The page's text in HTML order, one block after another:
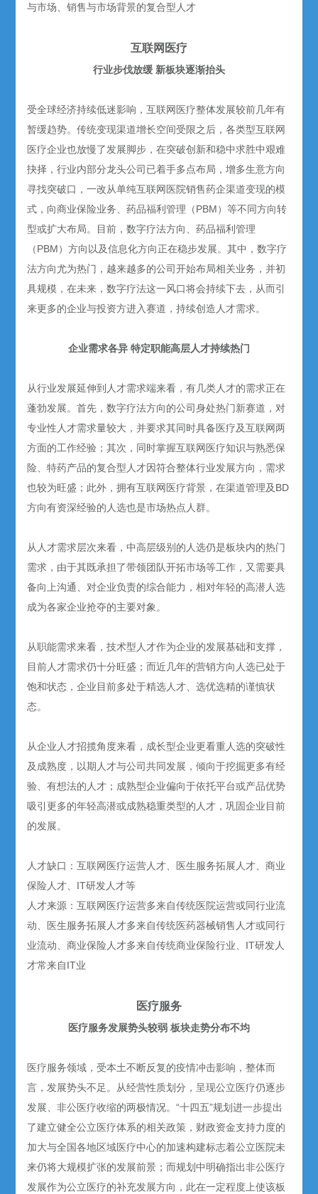
与市场、销售与市场背景的复合型人才
互联网医疗
行业步伐放缓 新板块逐渐抬头
受全球经济持续低迷影响，互联网医疗整体发展较前几年有
暂缓趋势。传统变现渠道增长空间受限之后，各类型互联网
医疗企业也放慢了发展脚步，在突破创新和稳中求胜中艰难
抉择，行业内部分龙头公司已着手多点布局，增多生意方向
寻找突破口，一改从单纯互联网医院销售药企渠道变现的模
式，向商业保险业务、药品福利管理（PBM）等不同方向转
型或扩大布局。目前，数字疗法方向、药品福利管理
（PBM）方向以及信息化方向正在稳步发展。其中，数字疗
法方向尤为热门，越来越多的公司开始布局相关业务，并初
具规模，在未来，数字疗法这一风口将会持续下去，从而引
来更多的企业与投资方进入赛道，持续创造人才需求。
企业需求各异 特定职能高层人才持续热门
从行业发展延伸到人才需求端来看，有几类人才的需求正在
蓬勃发展。首先，数字疗法方向的公司身处热门新赛道，对
专业性人才需求量较大，并要求其同时具备医疗及互联网两
方面的工作经验；其次，同时掌握互联网医疗知识与熟悉保
险、特药产品的复合型人才因符合整体行业发展方向，需求
也较为旺盛；此外，拥有互联网医疗背景，在渠道管理及BD
方向有资深经验的人选也是市场热点人群。
从人才需求层次来看，中高层级别的人选仍是板块内的热门
需求，由于其既承担了带领团队开拓市场等工作，又需要具
备向上沟通、对企业负责的综合能力，相对年轻的高潜人选
成为各家企业抢夺的主要对象。
从职能需求来看，技术型人才作为企业的发展基础和支撑，
目前人才需求仍十分旺盛；而近几年的营销方向人选已处于
饱和状态，企业目前多处于精选人才、选优选精的谨慎状
态。
从企业人才招揽角度来看，成长型企业更看重人选的突破性
及成熟度，以期人才与公司共同发展，倾向于挖掘更多有经
验、有想法的人才；成熟型企业偏向于依托平台或产品优势
吸引更多的年轻高潜或成熟稳重类型的人才，巩固企业目前
的发展。
人才缺口：互联网医疗运营人才、医生服务拓展人才、商业
保险人才、IT研发人才等
人才来源：互联网医疗运营多来自传统医院运营或同行业流
动、医生服务拓展人才多来自传统医药器械销售人才或同行
业流动、商业保险人才多来自传统商业保险行业、IT研发人
才常来自IT业
医疗服务
医疗服务发展势头较弱 板块走势分布不均
医疗服务领域，受本土不断反复的疫情冲击影响，整体而
言，发展势头不足。从经营性质划分，呈现公立医疗仍逐步
发展、非公医疗收缩的两极情况。“十四五”规划进一步提出
了建立健全公立医疗体系的相关政策，财政资金支持力度的
加大与全国各地区域医疗中心的加速构建标志着公立医院未
来仍将大规模扩张的发展前景；而规划中明确指出非公医疗
发展作为公立医疗的补充发展方向，此在一定程度上使该板